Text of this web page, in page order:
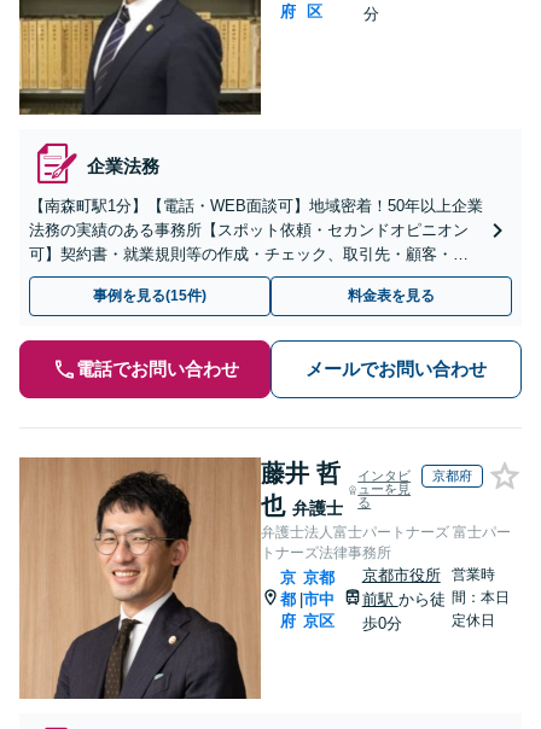
府
区
分
企業法務
【南森町駅1分】【電話・WEB面談可】地域密着！50年以上企業
法務の実績のある事務所【スポット依頼・セカンドオピニオン
可】契約書・就業規則等の作成・チェック、取引先・顧客・社
員トラブル等、お気軽にご相談ください【事前予約で休日・夜
事例を見る(15件) 料金表を見る
電話でお問い合わせ メールでお問い合わせ
藤井 哲
也 弁護士
インタビ
ューを見
る
京都府
弁護士法人富士パートナーズ 富士パー
トナーズ法律事務所
京
都
府
|
京都
市中
京区
京都市役所
前駅 から徒
歩0分
営業時
間：本日
定休日